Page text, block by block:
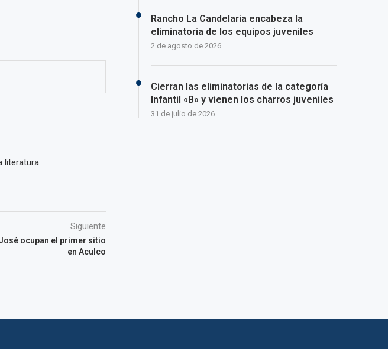
literatura.
Siguiente
ocupan el primer sitio
en Aculco
Rancho La Candelaria encabeza la
eliminatoria de los equipos juveniles
2 de agosto de 2026
Cierran las eliminatorias de la categoría
Infantil «B» y vienen los charros juveniles
31 de julio de 2026